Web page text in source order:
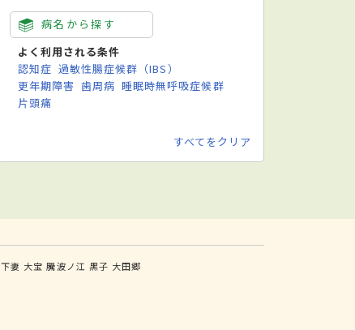
病名から探す
よく利用される条件
認知症 過敏性腸症候群（IBS）
更年期障害 歯周病 睡眠時無呼吸症候群
片頭痛
すべてをクリア
下妻 大宝 騰波ノ江 黒子 大田郷